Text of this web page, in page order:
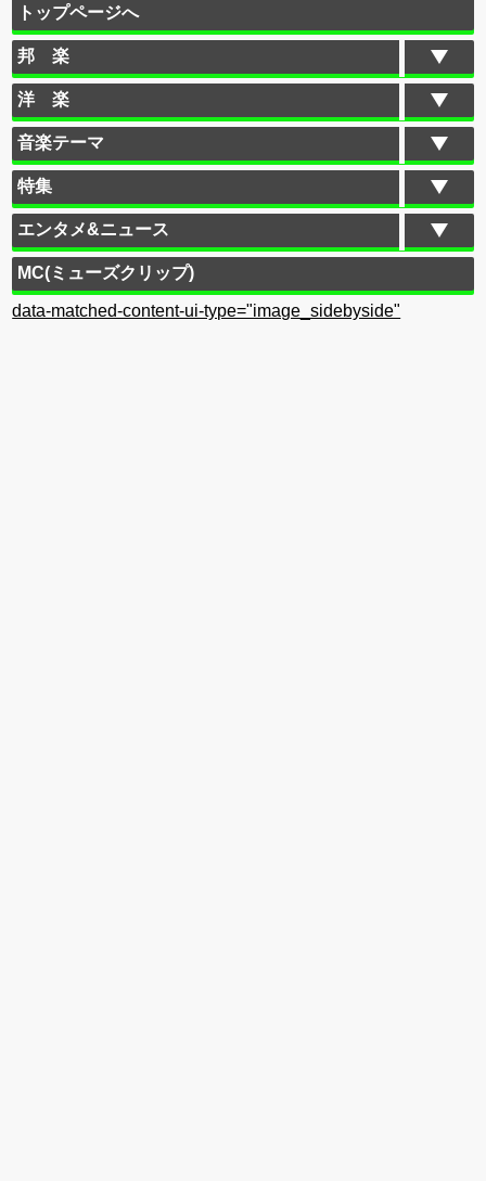
トップページへ
邦 楽
洋 楽
音楽テーマ
特集
エンタメ&ニュース
MC(ミューズクリップ)
data-matched-content-ui-type="image_sidebyside"